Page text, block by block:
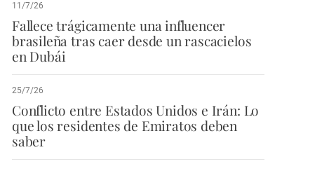
11/7/26
Fallece trágicamente una influencer
brasileña tras caer desde un rascacielos
en Dubái
25/7/26
Conflicto entre Estados Unidos e Irán: Lo
que los residentes de Emiratos deben
saber